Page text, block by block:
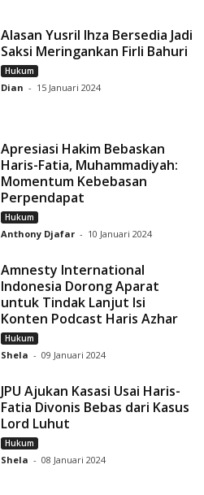
Alasan Yusril Ihza Bersedia Jadi
Saksi Meringankan Firli Bahuri
Hukum
Dian - 15 Januari 2024
Apresiasi Hakim Bebaskan
Haris-Fatia, Muhammadiyah:
Momentum Kebebasan
Perpendapat
Hukum
Anthony Djafar - 10 Januari 2024
Amnesty International
Indonesia Dorong Aparat
untuk Tindak Lanjut Isi
Konten Podcast Haris Azhar
Hukum
Shela - 09 Januari 2024
JPU Ajukan Kasasi Usai Haris-
Fatia Divonis Bebas dari Kasus
Lord Luhut
Hukum
Shela - 08 Januari 2024